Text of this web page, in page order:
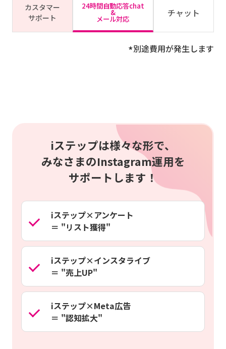
カスタマー
サポート
24時間自動応答chat
&
メール対応
チャット
*別途費用が発生します
iステップは様々な形で、
みなさまのInstagram運用を
サポートします！
iステップ×アンケート
＝ "リスト獲得"
iステップ×インスタライブ
＝ "売上UP"
iステップ×Meta広告
＝ "認知拡大"